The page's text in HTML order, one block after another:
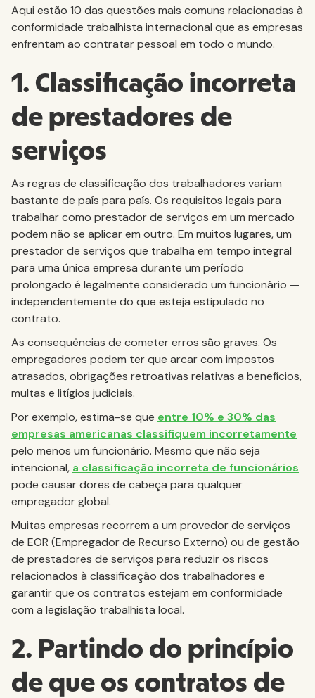
Aqui estão 10 das questões mais comuns relacionadas à
conformidade trabalhista internacional que as empresas
enfrentam ao contratar pessoal em todo o mundo.
1. Classificação incorreta
de prestadores de
serviços
As regras de classificação dos trabalhadores variam
bastante de país para país. Os requisitos legais para
trabalhar como prestador de serviços em um mercado
podem não se aplicar em outro. Em muitos lugares, um
prestador de serviços que trabalha em tempo integral
para uma única empresa durante um período
prolongado é legalmente considerado um funcionário —
independentemente do que esteja estipulado no
contrato.
As consequências de cometer erros são graves. Os
empregadores podem ter que arcar com impostos
atrasados, obrigações retroativas relativas a benefícios,
multas e litígios judiciais.
Por exemplo, estima-se que entre 10% e 30% das
empresas americanas classifiquem incorretamente
pelo menos um funcionário. Mesmo que não seja
intencional, a classificação incorreta de funcionários
pode causar dores de cabeça para qualquer
empregador global.
Muitas empresas recorrem a um provedor de serviços
de EOR (Empregador de Recurso Externo) ou de gestão
de prestadores de serviços para reduzir os riscos
relacionados à classificação dos trabalhadores e
garantir que os contratos estejam em conformidade
com a legislação trabalhista local.
2. Partindo do princípio
de que os contratos de